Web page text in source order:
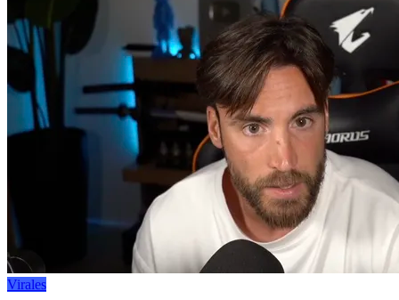
Virales